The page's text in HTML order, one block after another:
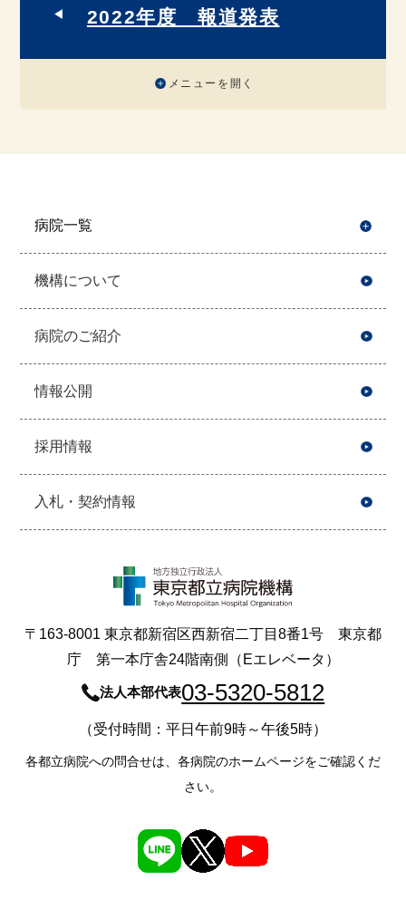
2022年度 報道発表
メニューを開く
病院一覧
機構について
病院のご紹介
情報公開
採用情報
入札・契約情報
〒163-8001 東京都新宿区西新宿二丁目8番1号 東京都
庁 第一本庁舎24階南側（Eエレベータ）
法人本部代表03-5320-5812
（受付時間：平日午前9時～午後5時）
各都立病院への問合せは、各病院のホームページをご確認くだ
さい。